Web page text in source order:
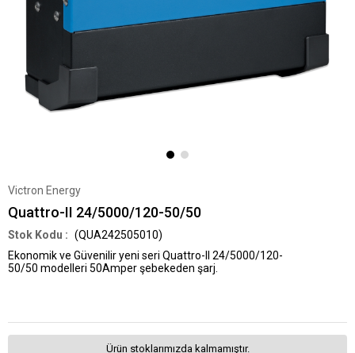
Victron Energy
Quattro-II 24/5000/120-50/50
(QUA242505010)
Ekonomik ve Güvenilir yeni seri Quattro-II 24/5000/120-
50/50 modelleri 50Amper şebekeden şarj.
Ürün stoklarımızda kalmamıştır.